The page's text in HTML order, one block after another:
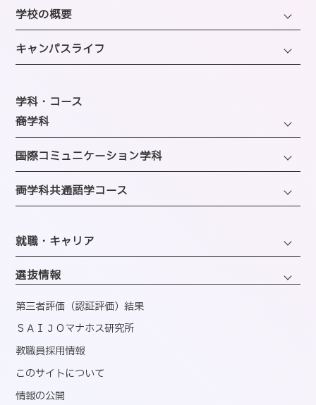
学校の概要
学長・理事長挨拶
建学の精神・沿革・校歌
SAIJOの特徴
選ばれる理由
教員紹介
アクセス
キャンパスライフ
年間スケジュール
施設のご紹介
図書館
クラブ＆サークルのご案内
海外留学制度
学科・コース
─商学科
ファッション・トレンドコース
ビューティーホスピタリティコース
経営・マーケティングコース
医療事務コンピュータコース
くすり・登録販売者コース
情報・AIライフコース
─国際コミュニケーション学科
観光・ツアープランニングコース
ホテル・ホスピタリティコース
エアライン・ホスピタリティコース
ブライダル・コーディネートコース
ウェディング・ファッションコース
公務・地域プロデュースコース
─両学科共通語学コース
英語コミュニケーションコース
就職・キャリア
キャリアサポートセンター
国内インターンシップ・課外研修
産官学連携
内定者速報
選抜情報
第三者評価（認証評価）結果
ＳＡＩＪＯマナホス研究所
教職員採用情報
このサイトについて
情報の公開